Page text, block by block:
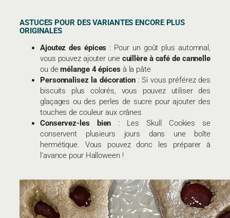
ASTUCES POUR DES VARIANTES ENCORE PLUS
ORIGINALES
Ajoutez des épices : Pour un goût plus automnal,
vous pouvez ajouter une cuillère à café de cannelle
ou demélange 4 épices à la pâte
Personnalisez la décoration : Si vous préférez des
biscuits plus colorés, vous pouvez utiliser des
glaçages ou des perles de sucre pour ajouter des
touches de couleur aux crânes
Conservez-les bien : Les Skull Cookies se
conservent plusieurs jours dans une boîte
hermétique. Vous pouvez donc les préparer à
l’avance pour Halloween !